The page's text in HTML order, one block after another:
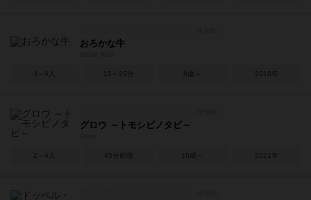
おろかな牛
3～6人 15～25分 8歳～ 2018年
グロウ ～トモシビノタビ～
2～4人 45分前後 10歳～ 2021年